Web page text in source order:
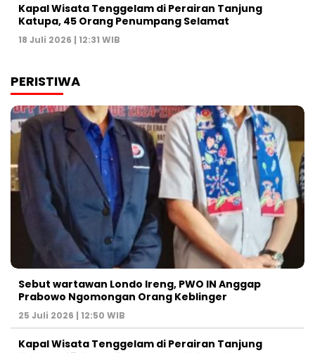
Kapal Wisata Tenggelam di Perairan Tanjung
Katupa, 45 Orang Penumpang Selamat
18 Juli 2026 | 12:31 WIB
PERISTIWA
Sebut wartawan Londo Ireng, PWO IN Anggap
Prabowo Ngomongan Orang Keblinger
25 Juli 2026 | 12:50 WIB
Kapal Wisata Tenggelam di Perairan Tanjung